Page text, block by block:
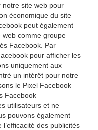
notre site web pour
économique du site
peut également
web comme groupe
Facebook. Par
pour afficher les
uniquement aux
un intérêt pour notre
le Pixel Facebook
Facebook
utilisateurs et ne
pouvons également
des publicités